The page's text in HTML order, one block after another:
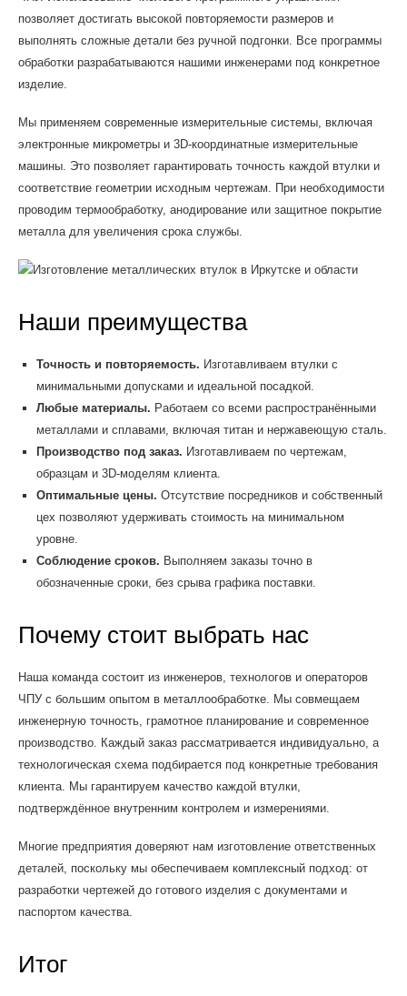
позволяет достигать высокой повторяемости размеров и
выполнять сложные детали без ручной подгонки. Все программы
обработки разрабатываются нашими инженерами под конкретное
изделие.
Мы применяем современные измерительные системы, включая
электронные микрометры и 3D-координатные измерительные
машины. Это позволяет гарантировать точность каждой втулки и
соответствие геометрии исходным чертежам. При необходимости
проводим термообработку, анодирование или защитное покрытие
металла для увеличения срока службы.
Наши преимущества
Точность и повторяемость. Изготавливаем втулки с
минимальными допусками и идеальной посадкой.
Любые материалы. Работаем со всеми распространёнными
металлами и сплавами, включая титан и нержавеющую сталь.
Производство под заказ. Изготавливаем по чертежам,
образцам и 3D-моделям клиента.
Оптимальные цены. Отсутствие посредников и собственный
цех позволяют удерживать стоимость на минимальном
уровне.
Соблюдение сроков. Выполняем заказы точно в
обозначенные сроки, без срыва графика поставки.
Почему стоит выбрать нас
Наша команда состоит из инженеров, технологов и операторов
ЧПУ с большим опытом в металлообработке. Мы совмещаем
инженерную точность, грамотное планирование и современное
производство. Каждый заказ рассматривается индивидуально, а
технологическая схема подбирается под конкретные требования
клиента. Мы гарантируем качество каждой втулки,
подтверждённое внутренним контролем и измерениями.
Многие предприятия доверяют нам изготовление ответственных
деталей, поскольку мы обеспечиваем комплексный подход: от
разработки чертежей до готового изделия с документами и
паспортом качества.
Итог